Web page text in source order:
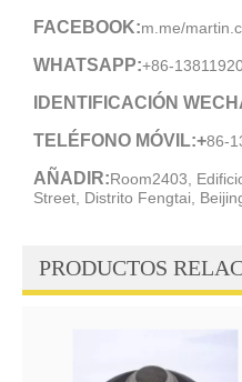
FACEBOOK:m.me/
WHATSAPP:+86-
IDENTIFICACIÓN
TELÉFONO MÓVIL:+86-
AÑADIR:Room2403,
Street, Distrito Fengtai,
PRODUCTOS